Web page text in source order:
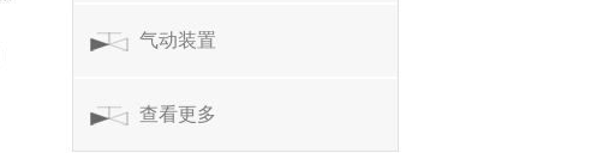
气动装置
查看更多